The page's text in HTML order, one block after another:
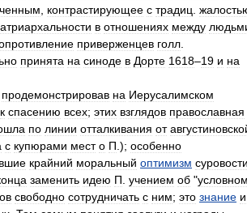
контрастирующее с традиц
в отношениях между
приверженцев голл
принята на синоде в Дорте 1618–19 и на
продемонстрировав на Иерусалимском
к спасению всех; этих взглядов православная
по линии отталкивания от
с купюрами мест о П .); особенно
крайний моральный оптимизм суровости
заменить идею П учением об "условном
свободно сотрудничать с ним; это знание и